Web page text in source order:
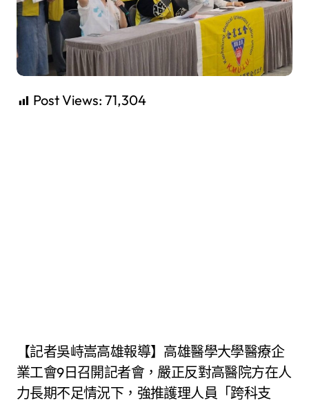
Post Views: 71,304
【記者吳峙嵩高雄報導】高雄醫學大學醫療企
業工會9日召開記者會，嚴正反對高醫院方在人
力長期不足情況下，強推護理人員「跨科支